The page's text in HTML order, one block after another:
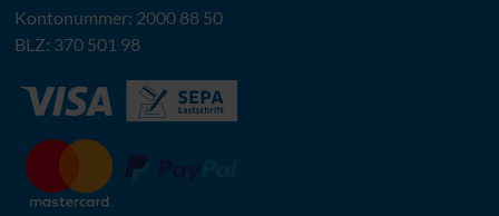
Kontonummer: 2000 88 50
BLZ: 370 501 98